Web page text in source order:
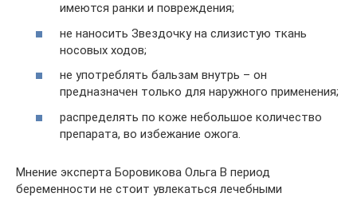
имеются ранки и повреждения;
не наносить Звездочку на слизистую ткань
носовых ходов;
не употреблять бальзам внутрь – он
предназначен только для наружного применения;
распределять по коже небольшое количество
препарата, во избежание ожога.
Мнение эксперта Боровикова Ольга В период
беременности не стоит увлекаться лечебными